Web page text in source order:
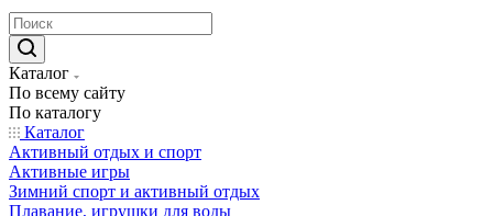
Каталог
По всему сайту
По каталогу
Каталог
Активный отдых и спорт
Активные игры
Зимний спорт и активный отдых
Плавание, игрушки для воды